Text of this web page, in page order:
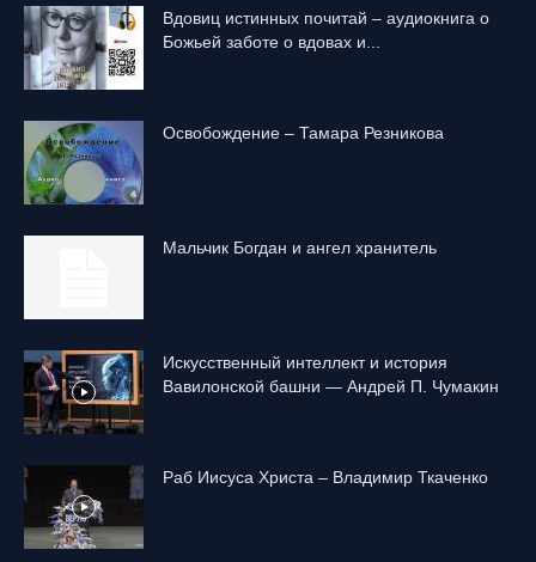
Вдовиц истинных почитай – аудиокнига о
Божьей заботе о вдовах и...
Освобождение – Тамара Резникова
Mальчик Богдан и ангел хранитель
Искусственный интеллект и история
Вавилонской башни — Андрей П. Чумакин
Раб Иисуса Христа – Владимир Ткаченко